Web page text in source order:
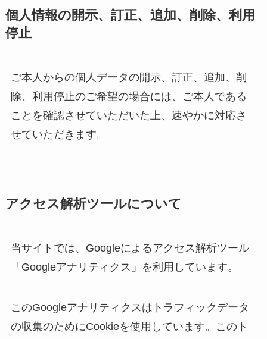
個人情報の開示、訂正、追加、削除、利用
停止
ご本人からの個人データの開示、訂正、追加、削
除、利用停止のご希望の場合には、ご本人である
ことを確認させていただいた上、速やかに対応さ
せていただきます。
アクセス解析ツールについて
当サイトでは、Googleによるアクセス解析ツール
「Googleアナリティクス」を利用しています。
このGoogleアナリティクスはトラフィックデータ
の収集のためにCookieを使用しています。このト